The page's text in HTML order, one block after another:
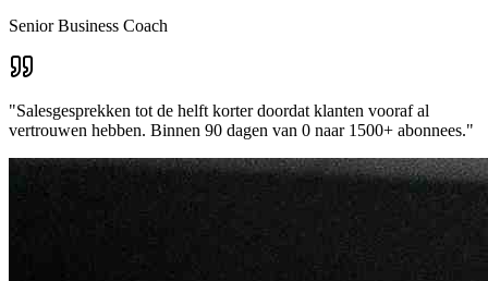
Senior Business Coach
"Salesgesprekken tot de helft korter doordat klanten vooraf al
vertrouwen hebben. Binnen 90 dagen van 0 naar 1500+ abonnees."